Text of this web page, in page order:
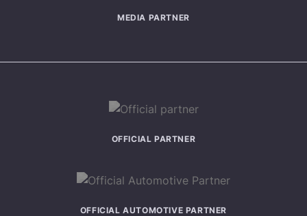
MEDIA PARTNER
OFFICIAL PARTNER
OFFICIAL AUTOMOTIVE PARTNER